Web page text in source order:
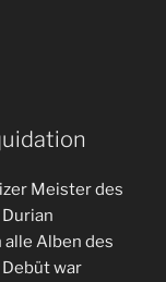
Meister des
Alben des
war